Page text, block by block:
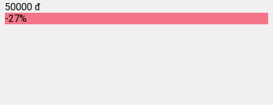
50000 đ
-27%